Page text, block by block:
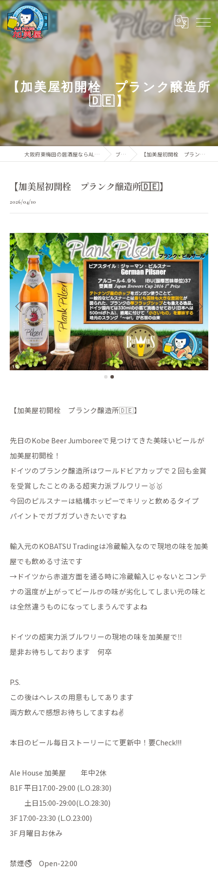
【加美屋初開栓 プランク醸造所
🇩🇪】
大阪府東梅田の居酒屋ならALE HOUSE 加美屋 ブログ 【加美屋初開栓 プランク醸造所🇩🇪】
【加美屋初開栓 プランク醸造所🇩🇪】
2026/04/10
【加美屋初開栓 プランク醸造所🇩🇪】
先日のKobe Beer Jumboreeで見つけてきた美味いビールが
加美屋初開栓！
ドイツのプランク醸造所はワールドビアカップで２回も金賞
を受賞したことのある超実力派ブルワリー🥇🥇
今回のピルスナーは結構ホッピーでキリッと飲めるタイプ
パイントでガブガブいきたいですね
輸入元のKOBATSU Tradingは冷蔵輸入なので現地の味を加美
屋でも飲める寸法です
→ドイツから赤道方面を通る時に冷蔵輸入じゃないとコンテ
ナの温度が上がってビール🍺の味が劣化してしまい元の味と
は全然違うものになってしまうんですよね
ドイツの超実力派ブルワリーの現地の味を加美屋で‼️
是非お待ちしております 何卒
P.S.
この後はヘレスの用意もしてあります
両方飲んで感想お待ちしてますね✌️
本日のビール毎日ストーリーにて更新中！要Check!!!
Ale House 加美屋 年中2休
B1F 平日17:00-29:00 (L.O.28:30)
土日15:00-29:00(L.O.28:30)
3F 17:00-23:30 (L.O.23:00)
3F 月曜日お休み
禁煙🚭 Open-22:00